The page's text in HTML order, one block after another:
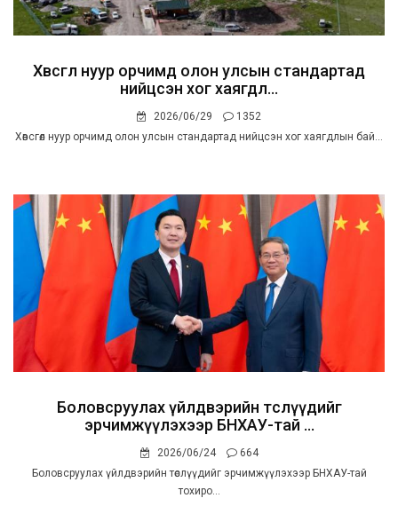
Хөвсгөл нуур орчимд олон улсын стандартад
нийцсэн хог хаягдл...
2026/06/29
1352
Хөвсгөл нуур орчимд олон улсын стандартад нийцсэн хог хаягдлын бай...
Боловсруулах үйлдвэрийн төслүүдийг
эрчимжүүлэхээр БНХАУ-тай ...
2026/06/24
664
Боловсруулах үйлдвэрийн төслүүдийг эрчимжүүлэхээр БНХАУ-тай
тохиро...